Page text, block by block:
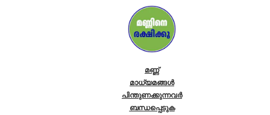
മണ്ണ്
മാധ്യമങ്ങൾ
പിന്തുണക്കുന്നവർ
ബന്ധപ്പെടുക